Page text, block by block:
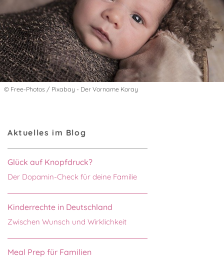
© Free-Photos / Pixabay - Der Vorname Koray
Aktuelles im Blog
Glück auf Knopfdruck?
Der Dopamin-Check für deine Familie
Kinderrechte in Deutschland
Zwischen Wunsch und Wirklichkeit
Meal Prep für Familien